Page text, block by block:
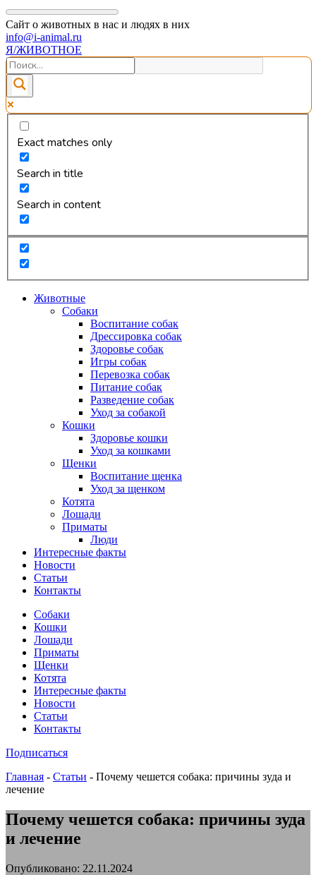
Сайт о животных в нас и людях в них
info@i-animal.ru
Я/ЖИВОТНОЕ
Exact matches only
Search in title
Search in content
Животные
Собаки
Воспитание собак
Дрессировка собак
Здоровье собак
Игры собак
Перевозка собак
Питание собак
Разведение собак
Уход за собакой
Кошки
Здоровье кошки
Уход за кошками
Щенки
Воспитание щенка
Уход за щенком
Котята
Лошади
Приматы
Люди
Интересные факты
Новости
Статьи
Контакты
Собаки
Кошки
Лошади
Приматы
Щенки
Котята
Интересные факты
Новости
Статьи
Контакты
Подписаться
Главная - Статьи - Почему чешется собака: причины зуда и
лечение
Почему чешется собака: причины зуда
и лечение
Опубликовано: 22.11.2024